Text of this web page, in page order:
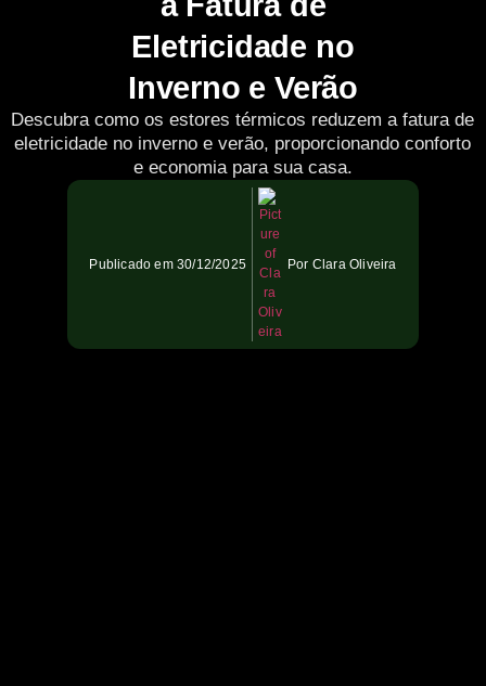
Eletricidade no
Inverno e Verão
Descubra como os estores térmicos reduzem a fatura de
eletricidade no inverno e verão, proporcionando conforto
e economia para sua casa.
Publicado em 30/12/2025 Por Clara Oliveira